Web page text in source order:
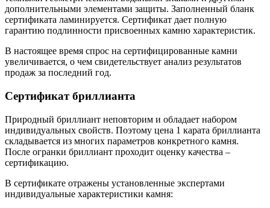
дополнительными элементами защиты. Заполненный бланк
сертификата ламинируется. Сертификат дает полную
гарантию подлинности присвоенных камню характеристик.
В настоящее время спрос на сертифицированные камни
увеличивается, о чем свидетельствует анализ результатов
продаж за последний год.
Сертификат бриллианта
Природный бриллиант неповторим и обладает набором
индивидуальных свойств. Поэтому цена 1 карата бриллианта
складывается из многих параметров конкретного камня.
После огранки бриллиант проходит оценку качества –
сертификацию.
В сертификате отражены установленные экспертами
индивидуальные характеристики камня: